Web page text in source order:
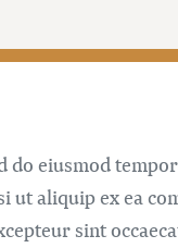
eiusmod
aliquip ex ea
sint